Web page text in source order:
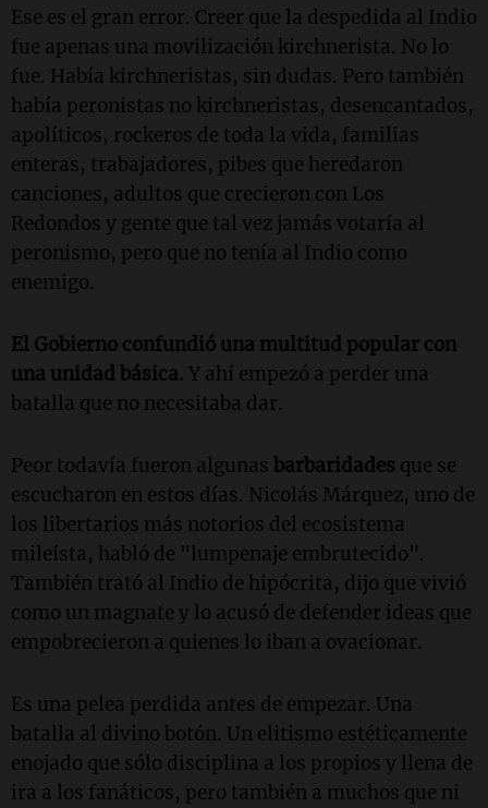
Ese es el gran error. Creer que la despedida al Indio
fue apenas una movilización kirchnerista. No lo
fue. Había kirchneristas, sin dudas. Pero también
había peronistas no kirchneristas, desencantados,
apolíticos, rockeros de toda la vida, familias
enteras, trabajadores, pibes que heredaron
canciones, adultos que crecieron con Los
Redondos y gente que tal vez jamás votaría al
peronismo, pero que no tenía al Indio como
enemigo.
El Gobierno confundió una multitud popular con
una unidad básica. Y ahí empezó a perder una
batalla que no necesitaba dar.
Peor todavía fueron algunas barbaridades que se
escucharon en estos días. Nicolás Márquez, uno de
los libertarios más notorios del ecosistema
mileísta, habló de "lumpenaje embrutecido".
También trató al Indio de hipócrita, dijo que vivió
como un magnate y lo acusó de defender ideas que
empobrecieron a quienes lo iban a ovacionar.
Es una pelea perdida antes de empezar. Una
batalla al divino botón. Un elitismo estéticamente
enojado que sólo disciplina a los propios y llena de
ira a los fanáticos, pero también a muchos que ni